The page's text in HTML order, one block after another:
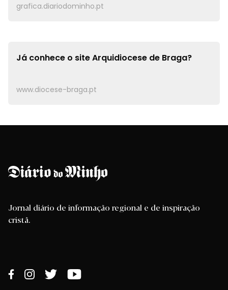
grafica.diariodominho.pt
Já conhece o siteArquidiocese de Braga?
www.diocese-braga.pt
Jornal diário de informação regional e de inspiração
cristã.